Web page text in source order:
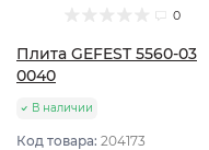
0
Плита GEFEST 5560-03
0040
В наличии
Код товара: 204173